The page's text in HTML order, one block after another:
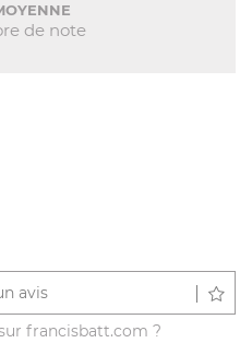
de note
avis
francisbatt.com ?